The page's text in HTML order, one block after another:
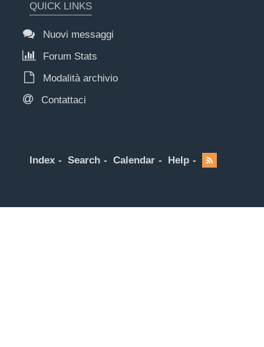
QUICK LINKS
Nuovi messaggi
Forum Stats
Modalità archivio
Contattaci
Index Search Calendar Help